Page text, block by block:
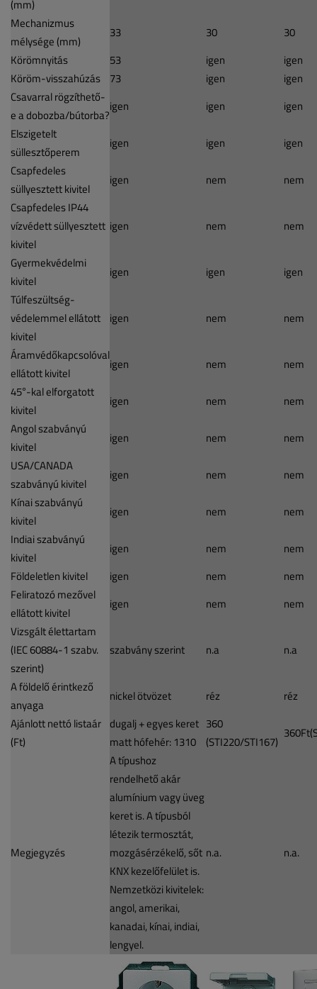
(mm)
Mechanizmus
mélysége (mm)
33 30
30
Körömnyitás
53 igen
igen
Köröm-visszahúzás
73 igen
igen
Csavarral rögzíthető-
e a dobozba/bútorba?
igen igen
igen
Elszigetelt
süllesztőperem
igen igen
igen
Csapfedeles
süllyesztett kivitel
igen nem
nem
Csapfedeles IP44
vízvédett süllyesztett
kivitel
igen nem nem
Gyermekvédelmi
kivitel
igen igen
igen
Túlfeszültség-
védelemmel ellátott
kivitel
igen nem nem
Áramvédőkapcsolóval
ellátott kivitel
igen nem
nem
45°-kal elforgatott
kivitel
igen nem
nem
Angol szabványú
kivitel
igen nem
nem
USA/CANADA
szabványú kivitel
igen nem
nem
Kínai szabványú
kivitel
igen nem
nem
Indiai szabványú
kivitel
igen nem
nem
Földeletlen kivitel
igen nem
nem
Feliratozó mezővel
ellátott kivitel
igen nem
nem
Vizsgált élettartam
(IEC 60884-1 szabv.
szerint)
szabvány szerint n.a n.a
A földelő érintkező
anyaga
nickel ötvözet réz
réz
Ajánlott nettó listaár
(Ft)
dugalj + egyes keret
matt hófehér: 1310
360
(STI220/STI167)
Megjegyzés
A típushoz
rendelhető akár
alumínium vagy üveg
keret is. A típusból
létezik termosztát,
mozgásérzékelő, sőt
KNX kezelőfelület is.
Nemzetközi kivitelek:
angol, amerikai,
kanadai, kínai, indiai,
lengyel.
n.a. n.a.